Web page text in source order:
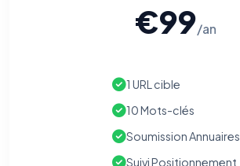
€99/an
1 URL cible
10 Mots-clés
Soumission Annuaires
Suivi Positionnement